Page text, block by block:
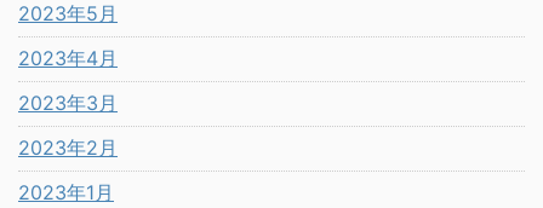
2023年5月
2023年4月
2023年3月
2023年2月
2023年1月